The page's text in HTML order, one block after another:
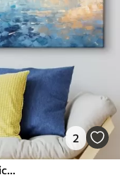
2
Імпресіонізм: гавань з човнами та містом